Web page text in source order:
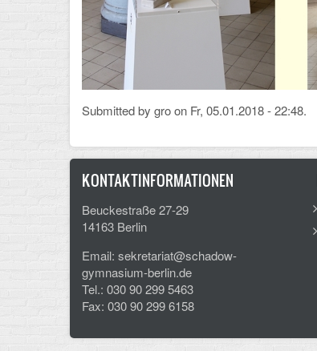
Submitted by groon Fr, 05.01.2018 - 22:48.
KONTAKTINFORMATIONEN
Beuckestraße 27-29
14163 Berlin
Email: sekretariat@schadow-
gymnasium-berlin.de
Tel.: 030 90 299 5463
Fax: 030 90 299 6158